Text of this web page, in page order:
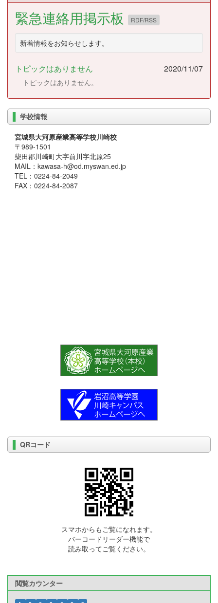
緊急連絡用掲示板 RDF/RSS
新着情報をお知らせします。
トピックはありません 2020/11/07
トピックはありません。
学校情報
宮城県大河原産業高等学校川崎校
〒989-1501
柴田郡川崎町大字前川字北原25
MAIL：kawasa-h@od.myswan.ed.jp
TEL：0224-84-2049
FAX：0224-84-2087
QRコード
スマホからもご覧になれます。
バーコードリーダー機能で
読み取ってご覧ください。
閲覧カウンター